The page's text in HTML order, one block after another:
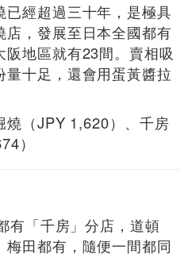
已經超過三十年，是極具
店，發展至日本全國都有
阪地區就有23間。賣相吸
量十足，還會用蛋黃醬拉
燒（JPY 1,620）、千房
）
有「千房」分店，道頓
梅田都有，隨便一間都同